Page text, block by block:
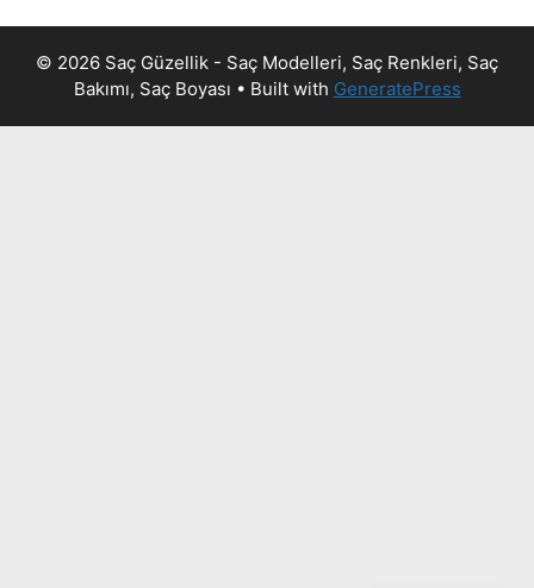
© 2026 Saç Güzellik - Saç Modelleri, Saç Renkleri, Saç
Bakımı, Saç Boyası • Built with GeneratePress